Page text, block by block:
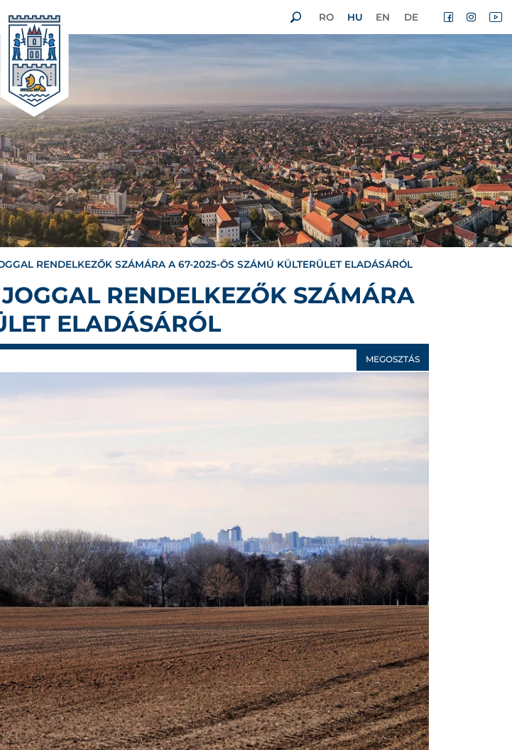
RO HU EN DE
RENDELKEZŐK SZÁMÁRA A 67-2025-ÖS SZÁMÚ KÜLTERÜLET ELADÁSÁRÓL
RENDELKEZŐK SZÁMÁRA
ELADÁSÁRÓL
MEGOSZTÁS